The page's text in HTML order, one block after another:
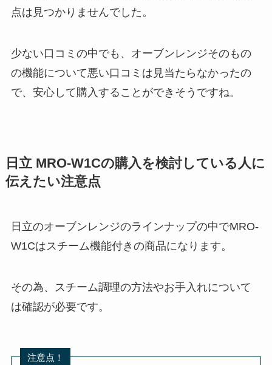
点は見つかりませんでした。
少ない口コミの中でも、オーブンレンジそのもの
の機能について悪い口コミは見当たらなかったの
で、安心して購入することができそうですね。
日立 MRO-W1Cの購入を検討している人に
伝えたい注意点
日立のオーブンレンジのラインナップの中でMRO-
W1Cはスチーム機能付きの商品になります。
その為、スチーム調理の方法やお手入れについて
は確認が必要です。
注意点！